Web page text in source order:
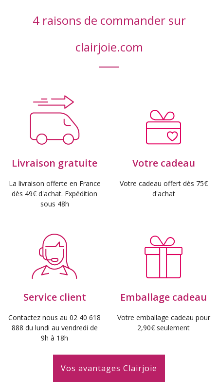
4 raisons de commander sur
clairjoie.com
Livraison gratuite
La livraison offerte en France
dès 49€ d'achat. Expédition
sous 48h
Votre cadeau
Votre cadeau offert dès 75€
d'achat
Service client
Contactez nous au 02 40 618
888 du lundi au vendredi de
9h à 18h
Emballage cadeau
Votre emballage cadeau pour
2,90€ seulement
Vos avantages Clairjoie